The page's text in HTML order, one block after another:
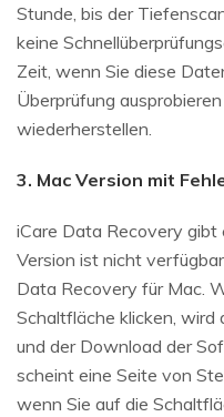
Stunde, bis der
keine
Zeit, wenn Sie diese
Überprüfung
wiederherstellen.
3. Mac Version mit
iCare Data Recovery
Version ist nicht
Data Recovery für Mac.
Schaltfläche klicken,
und der Download der
scheint eine Seite von
wenn Sie auf die